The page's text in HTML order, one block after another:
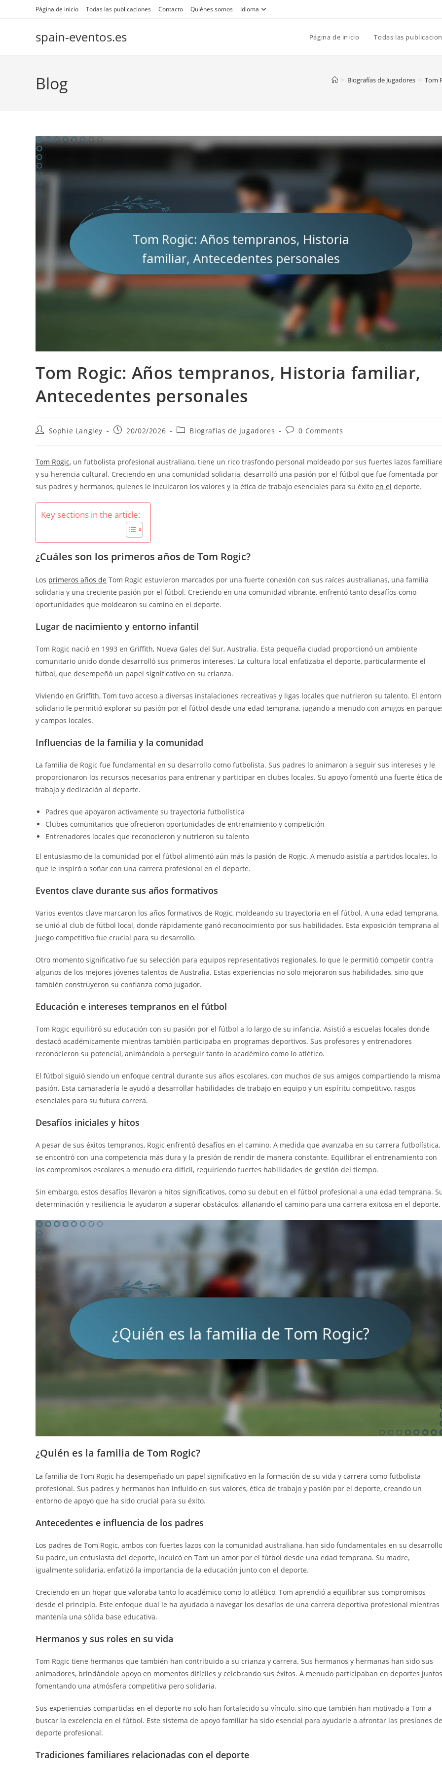
Página de inicio Todas las publicaciones Contacto Quiénes somos Idioma
spain-eventos.es Página de inicio Todas las
Blog > Biografías de Jugadores > Tom
Tom Rogic: Años tempranos, Historia familiar,
Antecedentes personales
PostSophie Langley
Post20/02/2026
PostBiografías de Jugadores
Post0 Comments
Tom Rogic, un futbolista profesional australiano, tiene un rico trasfondo personal moldeado por sus fuertes lazos
y su herencia cultural. Creciendo en una comunidad solidaria, desarrolló una pasión por el fútbol que fue fomentada por
sus padres y hermanos, quienes le inculcaron los valores y la ética de trabajo esenciales para su éxito en el deporte.
Key sections in the article:
¿Cuáles son los primeros años de Tom Rogic?
Los primeros años de Tom Rogic estuvieron marcados por una fuerte conexión con sus raíces australianas, una familia
solidaria y una creciente pasión por el fútbol. Creciendo en una comunidad vibrante, enfrentó tanto desafíos como
oportunidades que moldearon su camino en el deporte.
Lugar de nacimiento y entorno infantil
Tom Rogic nació en 1993 en Griffith, Nueva Gales del Sur, Australia. Esta pequeña ciudad proporcionó un ambiente
comunitario unido donde desarrolló sus primeros intereses. La cultura local enfatizaba el deporte, particularmente el
fútbol, que desempeñó un papel significativo en su crianza.
Viviendo en Griffith, Tom tuvo acceso a diversas instalaciones recreativas y ligas locales que nutrieron su talento. El
solidario le permitió explorar su pasión por el fútbol desde una edad temprana, jugando a menudo con amigos en
y campos locales.
Influencias de la familia y la comunidad
La familia de Rogic fue fundamental en su desarrollo como futbolista. Sus padres lo animaron a seguir sus intereses y le
proporcionaron los recursos necesarios para entrenar y participar en clubes locales. Su apoyo fomentó una fuerte ética de
trabajo y dedicación al deporte.
Padres que apoyaron activamente su trayectoria futbolística
Clubes comunitarios que ofrecieron oportunidades de entrenamiento y competición
Entrenadores locales que reconocieron y nutrieron su talento
El entusiasmo de la comunidad por el fútbol alimentó aún más la pasión de Rogic. A menudo asistía a partidos locales, lo
que le inspiró a soñar con una carrera profesional en el deporte.
Eventos clave durante sus años formativos
Varios eventos clave marcaron los años formativos de Rogic, moldeando su trayectoria en el fútbol. A una edad temprana,
se unió al club de fútbol local, donde rápidamente ganó reconocimiento por sus habilidades. Esta exposición temprana al
juego competitivo fue crucial para su desarrollo.
Otro momento significativo fue su selección para equipos representativos regionales, lo que le permitió competir contra
algunos de los mejores jóvenes talentos de Australia. Estas experiencias no solo mejoraron sus habilidades, sino que
también construyeron su confianza como jugador.
Educación e intereses tempranos en el fútbol
Tom Rogic equilibró su educación con su pasión por el fútbol a lo largo de su infancia. Asistió a escuelas locales donde
destacó académicamente mientras también participaba en programas deportivos. Sus profesores y entrenadores
reconocieron su potencial, animándolo a perseguir tanto lo académico como lo atlético.
El fútbol siguió siendo un enfoque central durante sus años escolares, con muchos de sus amigos compartiendo la misma
pasión. Esta camaradería le ayudó a desarrollar habilidades de trabajo en equipo y un espíritu competitivo, rasgos
esenciales para su futura carrera.
Desafíos iniciales y hitos
A pesar de sus éxitos tempranos, Rogic enfrentó desafíos en el camino. A medida que avanzaba en su carrera futbolística,
se encontró con una competencia más dura y la presión de rendir de manera constante. Equilibrar el entrenamiento con
los compromisos escolares a menudo era difícil, requiriendo fuertes habilidades de gestión del tiempo.
Sin embargo, estos desafíos llevaron a hitos significativos, como su debut en el fútbol profesional a una edad temprana.
determinación y resiliencia le ayudaron a superar obstáculos, allanando el camino para una carrera exitosa en el deporte.
¿Quién es la familia de Tom Rogic?
La familia de Tom Rogic ha desempeñado un papel significativo en la formación de su vida y carrera como futbolista
profesional. Sus padres y hermanos han influido en sus valores, ética de trabajo y pasión por el deporte, creando un
entorno de apoyo que ha sido crucial para su éxito.
Antecedentes e influencia de los padres
Los padres de Tom Rogic, ambos con fuertes lazos con la comunidad australiana, han sido fundamentales en su
Su padre, un entusiasta del deporte, inculcó en Tom un amor por el fútbol desde una edad temprana. Su madre,
igualmente solidaria, enfatizó la importancia de la educación junto con el deporte.
Creciendo en un hogar que valoraba tanto lo académico como lo atlético, Tom aprendió a equilibrar sus compromisos
desde el principio. Este enfoque dual le ha ayudado a navegar los desafíos de una carrera deportiva profesional mientras
mantenía una sólida base educativa.
Hermanos y sus roles en su vida
Tom Rogic tiene hermanos que también han contribuido a su crianza y carrera. Sus hermanos y hermanas han sido sus
animadores, brindándole apoyo en momentos difíciles y celebrando sus éxitos. A menudo participaban en deportes
fomentando una atmósfera competitiva pero solidaria.
Sus experiencias compartidas en el deporte no solo han fortalecido su vínculo, sino que también han motivado a Tom a
buscar la excelencia en el fútbol. Este sistema de apoyo familiar ha sido esencial para ayudarle a afrontar las presiones
deporte profesional.
Tradiciones familiares relacionadas con el deporte